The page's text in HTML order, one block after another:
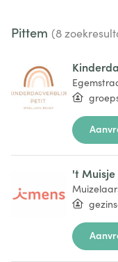
Pittem (8
't Muisje